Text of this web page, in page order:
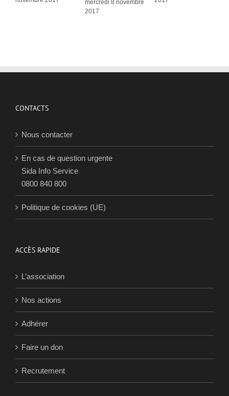
mercredi 8 novembre
2017
CONTACTS
Nous contacter
En cas de question urgente
Sida Info Service
0800 840 800
Politique de cookies (UE)
ACCÈS RAPIDE
L’association
Nos actions
Adhérer
Faire un don
Recrutement